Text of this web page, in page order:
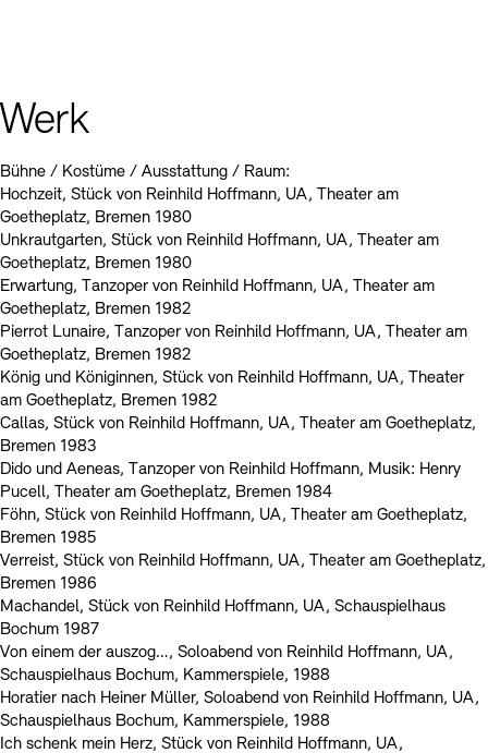
Werk
Bühne / Kostüme / Ausstattung / Raum:
Hochzeit, Stück von Reinhild Hoffmann, UA, Theater am
Goetheplatz, Bremen 1980
Unkrautgarten, Stück von Reinhild Hoffmann, UA, Theater am
Goetheplatz, Bremen 1980
Erwartung, Tanzoper von Reinhild Hoffmann, UA, Theater am
Goetheplatz, Bremen 1982
Pierrot Lunaire, Tanzoper von Reinhild Hoffmann, UA, Theater am
Goetheplatz, Bremen 1982
König und Königinnen, Stück von Reinhild Hoffmann, UA, Theater
am Goetheplatz, Bremen 1982
Callas, Stück von Reinhild Hoffmann, UA, Theater am Goetheplatz,
Bremen 1983
Dido und Aeneas, Tanzoper von Reinhild Hoffmann, Musik: Henry
Pucell, Theater am Goetheplatz, Bremen 1984
Föhn, Stück von Reinhild Hoffmann, UA, Theater am Goetheplatz,
Bremen 1985
Verreist, Stück von Reinhild Hoffmann, UA, Theater am Goetheplatz,
Bremen 1986
Machandel, Stück von Reinhild Hoffmann, UA, Schauspielhaus
Bochum 1987
Von einem der auszog…, Soloabend von Reinhild Hoffmann, UA,
Schauspielhaus Bochum, Kammerspiele, 1988
Horatier nach Heiner Müller, Soloabend von Reinhild Hoffmann, UA,
Schauspielhaus Bochum, Kammerspiele, 1988
Ich schenk mein Herz, Stück von Reinhild Hoffmann, UA,